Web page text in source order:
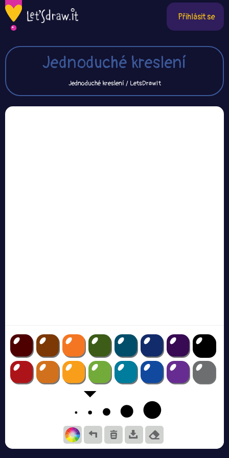
Přihlásit se
Jednoduché kreslení
Jednoduché kreslení / LetsDrawIt